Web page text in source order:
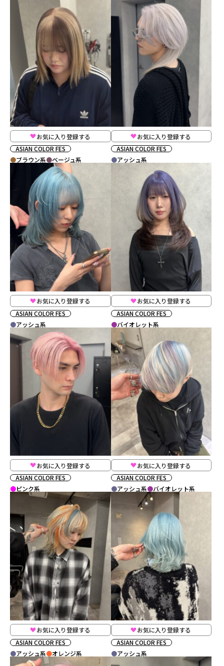
お気に入り登録する
ASIAN COLOR FES
ブラウン系
ベージュ系
お気に入り登録する
ASIAN COLOR FES
アッシュ系
お気に入り登録する
ASIAN COLOR FES
アッシュ系
お気に入り登録する
ASIAN COLOR FES
バイオレット系
お気に入り登録する
ASIAN COLOR FES
ピンク系
お気に入り登録する
ASIAN COLOR FES
アッシュ系
バイオレット系
お気に入り登録する
ASIAN COLOR FES
アッシュ系
オレンジ系
お気に入り登録する
ASIAN COLOR FES
アッシュ系